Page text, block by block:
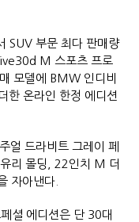
SUV 부문 최다 판매량
M 스포츠 프로
모델에 BMW 인디비
한 온라인 한정 에디션
얼 드라비트 그레이 페
리 몰딩, 22인치 M 더
자아낸다.
셜 에디션은 단 30대